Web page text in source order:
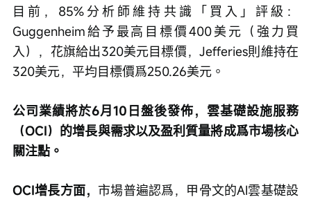
目前，85%分析師維持共識「買入」評級：
Guggenheim給予最高目標價400美元（強力買
入），花旗給出320美元目標價，Jefferies則維持在
320美元，平均目標價爲250.26美元。
公司業績將於6月10日盤後發佈，雲基礎設施服務
（OCI）的增長與需求以及盈利質量將成爲市場核心
關注點。
OCI增長方面， 市場普遍認爲，甲骨文的AI雲基礎設